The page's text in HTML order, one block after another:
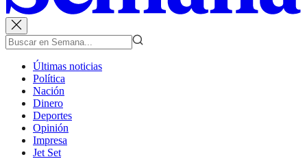
Últimas noticias
Política
Nación
Dinero
Deportes
Opinión
Impresa
Jet Set